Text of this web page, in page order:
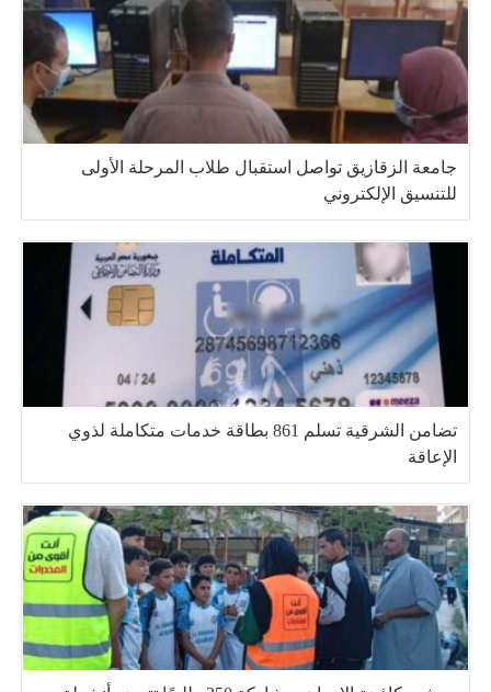
جامعة الزقازيق تواصل استقبال طلاب المرحلة الأولى
للتنسيق الإلكتروني
تضامن الشرقية تسلم 861 بطاقة خدمات متكاملة لذوي
الإعاقة